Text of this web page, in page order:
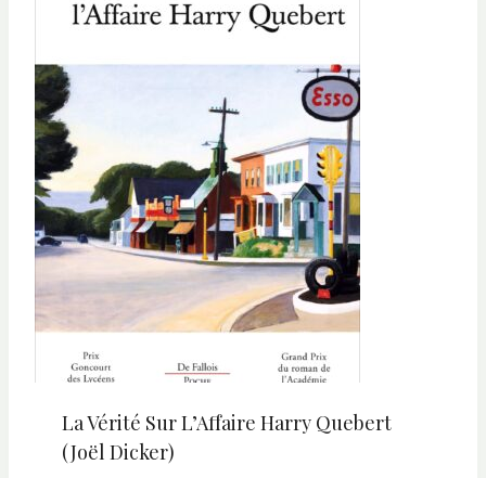
La Vérité Sur L’Affaire Harry Quebert
(Joël Dicker)